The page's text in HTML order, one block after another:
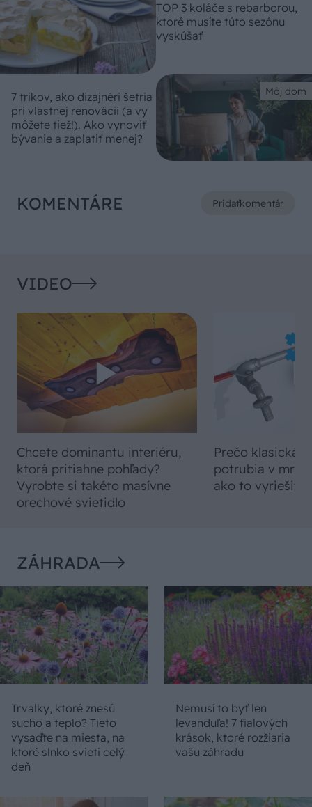
TOP 3 koláče s rebarborou,
ktoré musíte túto sezónu
vyskúšať
Môj dom
7 trikov, ako dizajnéri šetria
pri vlastnej renovácii (a vy
môžete tiež!). Ako vynoviť
bývanie a zaplatiť menej?
KOMENTÁRE Pridaťkomentár
VIDEO
Chcete dominantu interiéru,
ktorá pritiahne pohľady?
Vyrobte si takéto masívne
orechové svietidlo
Prečo klasická
potrubia v
ako to vyriešiť
ZÁHRADA
Trvalky, ktoré znesú
sucho a teplo? Tieto
vysaďte na miesta, na
ktoré slnko svieti celý
deň
Nemusí to byť len
levanduľa! 7 fialových
krások, ktoré rozžiaria
vašu záhradu